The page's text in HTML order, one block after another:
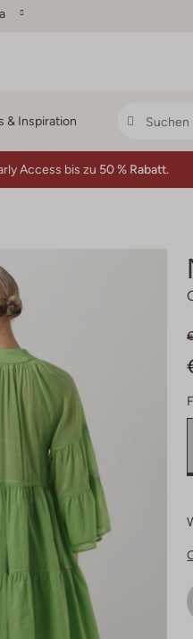
& Inspiration
Access bis zu 50 % Rabatt.